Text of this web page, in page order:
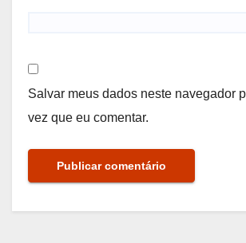
Salvar meus dados neste navegador
vez que eu comentar.